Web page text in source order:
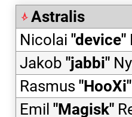
Astralis
Nicolai "device"
Jakob "jabbi"
Rasmus "HooXi"
Emil "Magisk"